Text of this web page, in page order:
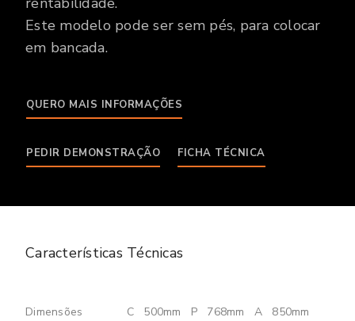
Este modelo pode ser sem pés, para colocar
em bancada.
QUERO MAIS INFORMAÇÕES
PEDIR DEMONSTRAÇÃO FICHA TÉCNICA
Características Técnicas
Dimensões C 500mm P 768mm A
850mm